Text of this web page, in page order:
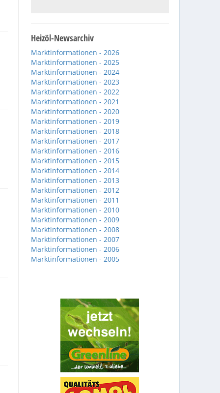
Heizöl-Newsarchiv
Marktinformationen - 2026
Marktinformationen - 2025
Marktinformationen - 2024
Marktinformationen - 2023
Marktinformationen - 2022
Marktinformationen - 2021
Marktinformationen - 2020
Marktinformationen - 2019
Marktinformationen - 2018
Marktinformationen - 2017
Marktinformationen - 2016
Marktinformationen - 2015
Marktinformationen - 2014
Marktinformationen - 2013
Marktinformationen - 2012
Marktinformationen - 2011
Marktinformationen - 2010
Marktinformationen - 2009
Marktinformationen - 2008
Marktinformationen - 2007
Marktinformationen - 2006
Marktinformationen - 2005